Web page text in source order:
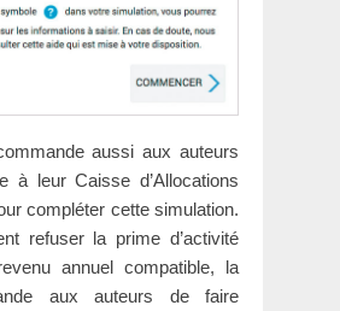
aussi aux auteurs
à leur Caisse d’Allocations
compléter cette simulation.
refuser la prime d’activité
annuel compatible, la
aux auteurs de faire